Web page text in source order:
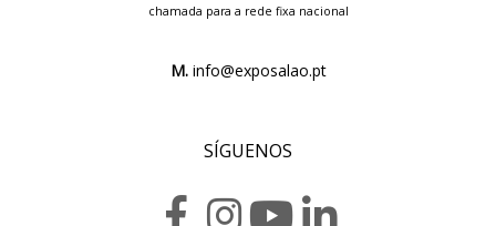
chamada para a rede fixa nacional
M.info@exposalao.pt
SÍGUENOS